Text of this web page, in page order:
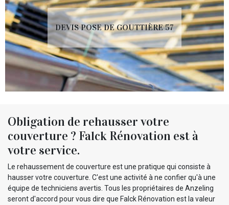
DEVIS POSE DE GOUTTIÈRE 57
Obligation de rehausser votre
couverture ? Falck Rénovation est à
votre service.
Le rehaussement de couverture est une pratique qui consiste à
hausser votre couverture. C'est une activité à ne confier qu'à une
équipe de techniciens avertis. Tous les propriétaires de Anzeling
seront d'accord pour vous dire que Falck Rénovation est la valeur